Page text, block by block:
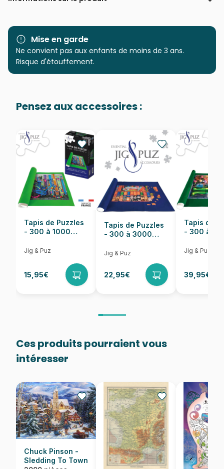
Marque Grafika
Catégorie Puzzles - Art
Age
Puzzle pour Adultes (500 à
Provenance Fabriqué en France
EAN 3663384301261
Nombre de pièces 2000 pièces
Dimensions 98 x 69 cm
Mise en garde
Ne convient pas aux enfants de moins de 3 ans.
Risque d'étouffement.
Pensez aux accessoires :
Tapis de Puzzles
- 300 à 1000
Jig & Puz
15,95€
Tapis de Puzzles
- 300 à 3000
Jig & Puz
22,95€
Tapis de
- 300 à
Jig & Puz
39,95€
Ces produits pourraient vous
intéresser
Chuck Pinson -
Sledding To Town